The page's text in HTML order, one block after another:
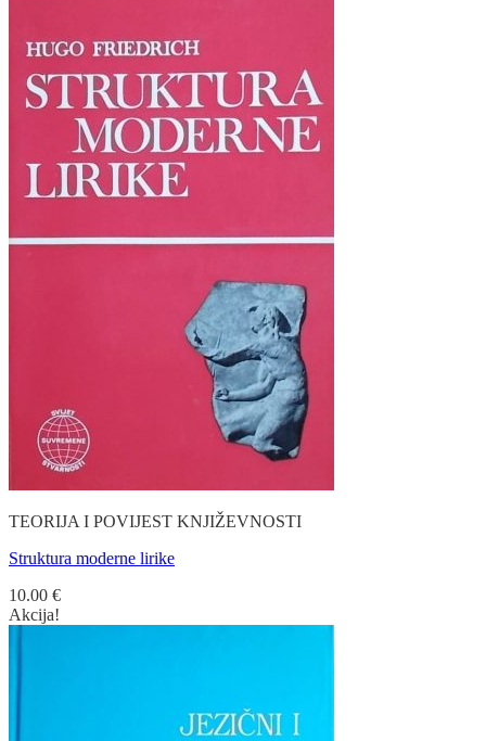
TEORIJA I POVIJEST KNJIŽEVNOSTI
Struktura moderne lirike
10.00 €
Akcija!